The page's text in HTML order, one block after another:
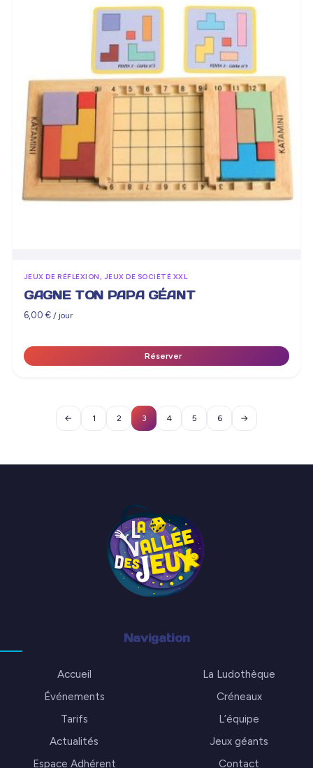
JEUX DE RÉFLEXION, JEUX DE SOCIÉTÉ XXL
GAGNE TON PAPA GÉANT
6,00€ / jour
Réserver
← 1 2 3 4 5 6 →
Navigation
Accueil
La Ludothèque
Événements
Créneaux
Tarifs
L’équipe
Actualités
Jeux géants
Espace Adhérent
Contact